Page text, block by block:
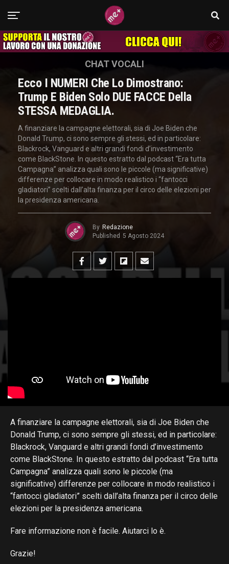
CHAT VOCALI
Ecco I NUMERI Che Lo Dimostrano:
Trump E Biden Solo DUE FACCE Della
STESSA MEDAGLIA.
A finanziare la campagne elettorali, sia di Joe Biden che
Donald Trump, ci sono sempre gli stessi, ed in particolare:
Blackrock, Vanguard e altri grandi fondi d’investimento
come BlackStone. In questo estratto dal podcast “Era tutta
Campagna” analizza quali sono le piccole (ma significative)
differenze per collocare in modo realistico i “fantocci
gladiatori” scelti dall’alta finanza per il circo delle elezioni per
la presidenza americana.
By Redazione
Published 5 Agosto 2024
A finanziare la campagne elettorali, sia di Joe Biden che
Donald Trump, ci sono sempre gli stessi, ed in particolare:
Blackrock, Vanguard e altri grandi fondi d’investimento
come BlackStone. In questo estratto dal podcast “Era tutta
Campagna” analizza quali sono le piccole (ma
significative) differenze per collocare in modo realistico i
“fantocci gladiatori” scelti dall’alta finanza per il circo delle
elezioni per la presidenza americana.
Fare informazione non è facile. Aiutarci lo è.
Grazie!